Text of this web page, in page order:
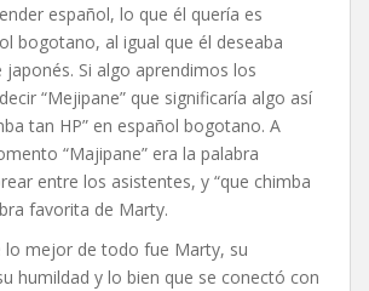
español, lo que él quería es
bogotano, al igual que él deseaba
japonés. Si algo aprendimos los
“Mejipane” que significaría algo así
tan HP” en español bogotano. A
“Majipane” era la palabra
entre los asistentes, y “que chimba
favorita de Marty.
lo mejor de todo fue Marty, su
humildad y lo bien que se conectó con